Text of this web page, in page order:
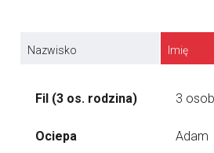
Nazwisko Imię
Fil (3 os. rodzina) 3
Ociepa Adam